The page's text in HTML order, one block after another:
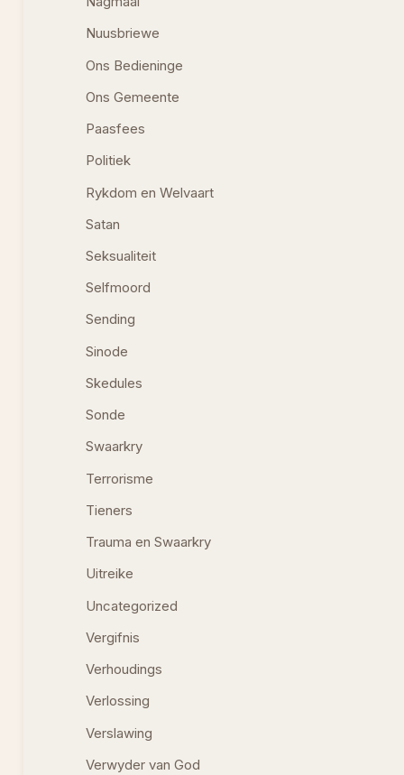
Nuusbriewe
Ons Bedieninge
Ons Gemeente
Paasfees
Politiek
Rykdom en Welvaart
Satan
Seksualiteit
Selfmoord
Sending
Sinode
Skedules
Sonde
Swaarkry
Terrorisme
Tieners
Trauma en Swaarkry
Uitreike
Uncategorized
Vergifnis
Verhoudings
Verlossing
Verslawing
Verwyder van God